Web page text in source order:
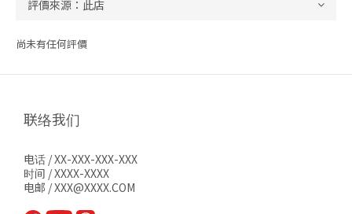
尚未有任何評價
联络我们
电话 / XX-XXX-XXX-XXX
时间 / XXXX-XXXX
电邮 / XXX@XXXX.COM